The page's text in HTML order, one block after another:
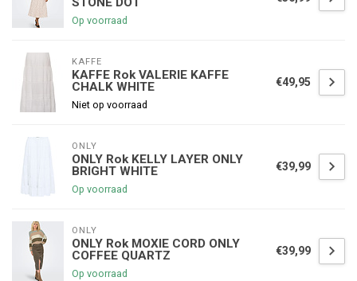
Op voorraad
KAFFE
KAFFE Rok VALERIE KAFFE
CHALK WHITE
Niet op voorraad
€49,95
ONLY
ONLY Rok KELLY LAYER ONLY
BRIGHT WHITE
Op voorraad
€39,99
ONLY
ONLY Rok MOXIE CORD ONLY
COFFEE QUARTZ
Op voorraad
€39,99